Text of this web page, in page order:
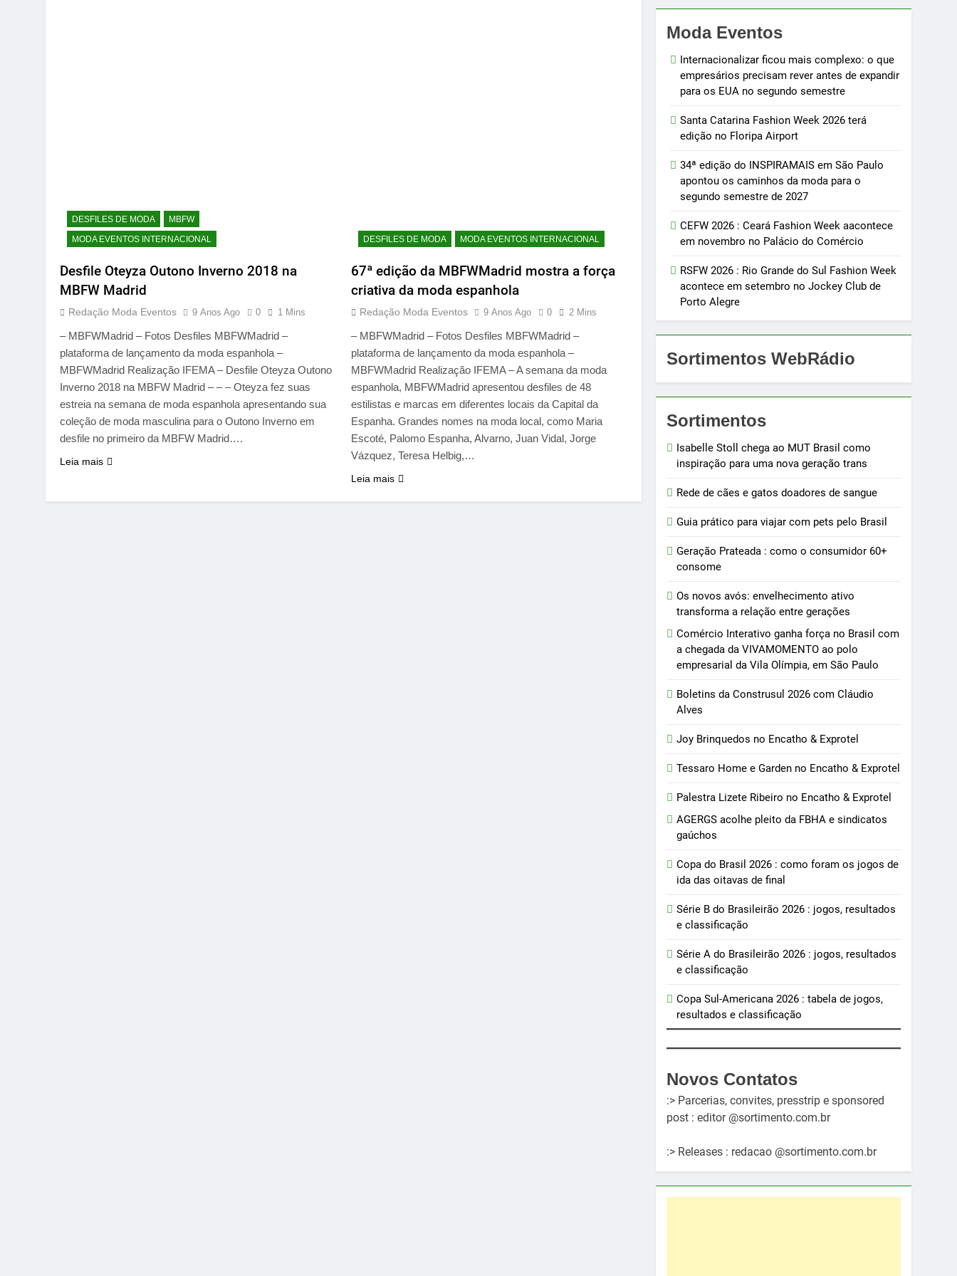
DESFILES DE MODA
MBFW
MODA EVENTOS INTERNACIONAL
Desfile Oteyza Outono Inverno 2018 na
MBFW Madrid
Redação Moda Eventos 9 Anos Ago 0 1 Mins
– MBFWMadrid – Fotos Desfiles MBFWMadrid –
plataforma de lançamento da moda espanhola –
MBFWMadrid Realização IFEMA – Desfile Oteyza Outono
Inverno 2018 na MBFW Madrid – – – Oteyza fez suas
estreia na semana de moda espanhola apresentando sua
coleção de moda masculina para o Outono Inverno em
desfile no primeiro da MBFW Madrid….
Leia mais
DESFILES DE MODA MODA EVENTOS INTERNACIONAL
67ª edição da MBFWMadrid mostra a força
criativa da moda espanhola
Redação Moda Eventos 9 Anos Ago 0 2 Mins
– MBFWMadrid – Fotos Desfiles MBFWMadrid –
plataforma de lançamento da moda espanhola –
MBFWMadrid Realização IFEMA – A semana da moda
espanhola, MBFWMadrid apresentou desfiles de 48
estilistas e marcas em diferentes locais da Capital da
Espanha. Grandes nomes na moda local, como Maria
Escoté, Palomo Espanha, Alvarno, Juan Vidal, Jorge
Vázquez, Teresa Helbig,…
Leia mais
Moda Eventos
Internacionalizar ficou mais complexo: o que
empresários precisam rever antes de expandir
para os EUA no segundo semestre
Santa Catarina Fashion Week 2026 terá
edição no Floripa Airport
34ª edição do INSPIRAMAIS em São Paulo
apontou os caminhos da moda para o
segundo semestre de 2027
CEFW 2026 : Ceará Fashion Week aacontece
em novembro no Palácio do Comércio
RSFW 2026 : Rio Grande do Sul Fashion Week
acontece em setembro no Jockey Club de
Porto Alegre
Sortimentos WebRádio
Sortimentos
Isabelle Stoll chega ao MUT Brasil como
inspiração para uma nova geração trans
Rede de cães e gatos doadores de sangue
Guia prático para viajar com pets pelo Brasil
Geração Prateada : como o consumidor 60+
consome
Os novos avós: envelhecimento ativo
transforma a relação entre gerações
Comércio Interativo ganha força no Brasil com
a chegada da VIVAMOMENTO ao polo
empresarial da Vila Olímpia, em São Paulo
Boletins da Construsul 2026 com Cláudio
Alves
Joy Brinquedos no Encatho & Exprotel
Tessaro Home e Garden no Encatho & Exprotel
Palestra Lizete Ribeiro no Encatho & Exprotel
AGERGS acolhe pleito da FBHA e sindicatos
gaúchos
Copa do Brasil 2026 : como foram os jogos de
ida das oitavas de final
Série B do Brasileirão 2026 : jogos, resultados
e classificação
Série A do Brasileirão 2026 : jogos, resultados
e classificação
Copa Sul-Americana 2026 : tabela de jogos,
resultados e classificação
Novos Contatos
:> Parcerias, convites, presstrip e sponsored
post : editor @sortimento.com.br
:> Releases : redacao @sortimento.com.br